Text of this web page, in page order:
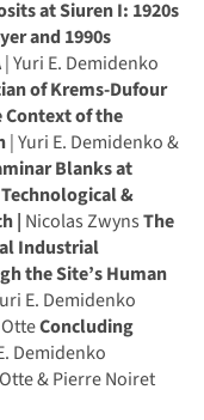
at Siuren I: 1920s
and 1990s
| Yuri E. Demidenko
of Krems-Dufour
Context of the
| Yuri E. Demidenko &
Blanks at
&
| Nicolas ZwynsThe
Industrial
the Site’s Human
E. Demidenko
OtteConcluding
Demidenko
& Pierre Noiret